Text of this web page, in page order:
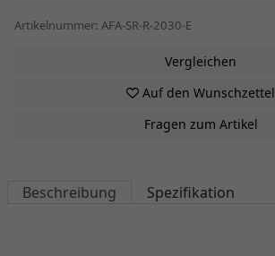
Artikelnummer: AFA-SR-R-2030-E
Vergleichen
Auf den Wunschzettel
Fragen zum Artikel
Beschreibung Spezifikation